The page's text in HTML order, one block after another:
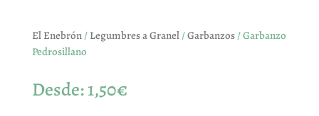
El Enebrón/ Legumbres a Granel/Garbanzos/ Garbanzo
Pedrosillano
Desde:1,50€